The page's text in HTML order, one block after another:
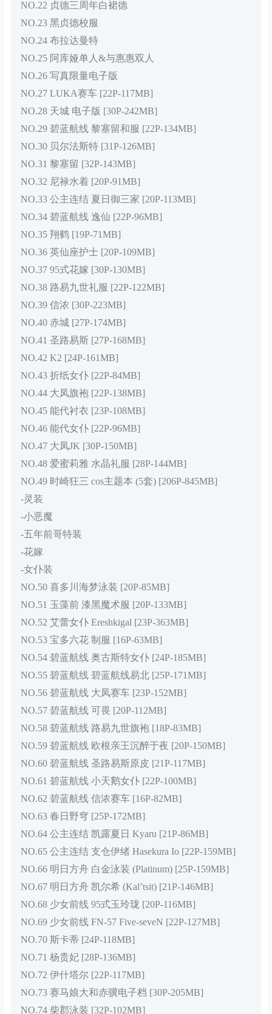
NO.22 贞德三周年白裙德
NO.23 黑贞德校服
NO.24 布拉达曼特
NO.25 阿库娅单人&与惠惠双人
NO.26 写真限量电子版
NO.27 LUKA赛车 [22P-117MB]
NO.28 天城 电子版 [30P-242MB]
NO.29 碧蓝航线 黎塞留和服 [22P-134MB]
NO.30 贝尔法斯特 [31P-126MB]
NO.31 黎塞留 [32P-143MB]
NO.32 尼禄水着 [20P-91MB]
NO.33 公主连结 夏日御三家 [20P-113MB]
NO.34 碧蓝航线 逸仙 [22P-96MB]
NO.35 翔鹤 [19P-71MB]
NO.36 英仙座护士 [20P-109MB]
NO.37 95式花嫁 [30P-130MB]
NO.38 路易九世礼服 [22P-122MB]
NO.39 信浓 [30P-223MB]
NO.40 赤城 [27P-174MB]
NO.41 圣路易斯 [27P-168MB]
NO.42 K2 [24P-161MB]
NO.43 折纸女仆 [22P-84MB]
NO.44 大凤旗袍 [22P-138MB]
NO.45 能代衬衣 [23P-108MB]
NO.46 能代女仆 [22P-96MB]
NO.47 大凤JK [30P-150MB]
NO.48 爱蜜莉雅 水晶礼服 [28P-144MB]
NO.49 时崎狂三 cos主题本 (5套) [206P-845MB]
-灵装
-小恶魔
-五年前哥特装
-花嫁
-女仆装
NO.50 喜多川海梦泳装 [20P-85MB]
NO.51 玉藻前 漆黑魔术服 [20P-133MB]
NO.52 艾蕾女仆 Ereshkigal [23P-363MB]
NO.53 宝多六花 制服 [16P-63MB]
NO.54 碧蓝航线 奥古斯特女仆 [24P-185MB]
NO.55 碧蓝航线 碧蓝航线易北 [25P-171MB]
NO.56 碧蓝航线 大凤赛车 [23P-152MB]
NO.57 碧蓝航线 可畏 [20P-112MB]
NO.58 碧蓝航线 路易九世旗袍 [18P-83MB]
NO.59 碧蓝航线 欧根亲王沉醉于夜 [20P-150MB]
NO.60 碧蓝航线 圣路易斯原皮 [21P-117MB]
NO.61 碧蓝航线 小天鹅女仆 [22P-100MB]
NO.62 碧蓝航线 信浓赛车 [16P-82MB]
NO.63 春日野穹 [25P-172MB]
NO.64 公主连结 凯露夏日 Kyaru [21P-86MB]
NO.65 公主连结 支仓伊绪 Hasekura Io [22P-159MB]
NO.66 明日方舟 白金泳装 (Platinum) [25P-159MB]
NO.67 明日方舟 凯尔希 (Kal’tsit) [21P-146MB]
NO.68 少女前线 95式玉玲珑 [20P-116MB]
NO.69 少女前线 FN-57 Five-seveN [22P-127MB]
NO.70 斯卡蒂 [24P-118MB]
NO.71 杨贵妃 [28P-136MB]
NO.72 伊什塔尔 [22P-117MB]
NO.73 赛马娘大和赤骥电子档 [30P-205MB]
NO.74 柴郡泳装 [32P-102MB]